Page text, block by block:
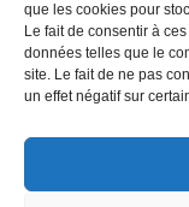
que les cookies pour
Le fait de consentir à
données telles que le
site. Le fait de ne pas
un effet négatif sur